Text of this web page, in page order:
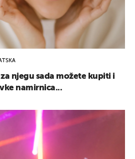
njegu sada možete kupiti i
namirnica...